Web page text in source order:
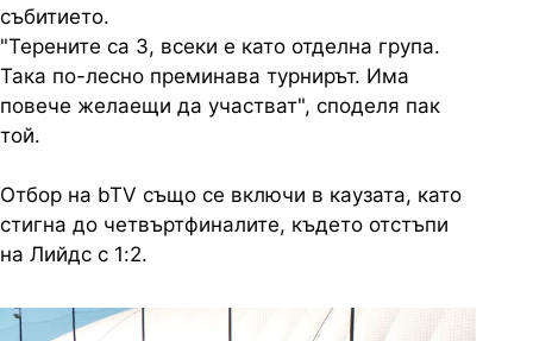
събитието.
"Терените са 3, всеки е като отделна група.
Така по-лесно преминава турнирът. Има
повече желаещи да участват", споделя пак
той.
Отбор на bTV също се включи в каузата, като
стигна до четвъртфиналите, където отстъпи
на Лийдс с 1:2.